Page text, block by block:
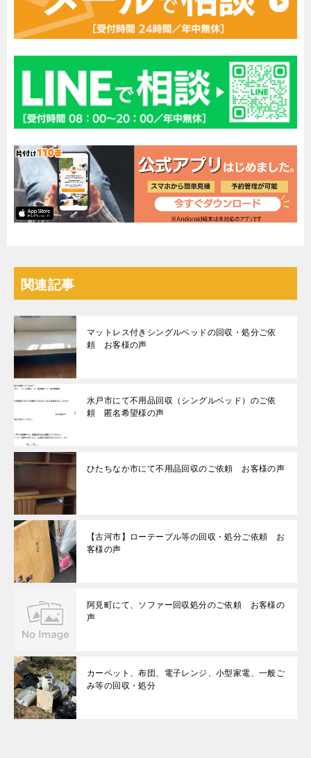
関連記事
マットレス付きシングルベッドの回収・処分ご依
頼 お客様の声
水戸市にて不用品回収（シングルベッド）のご依
頼 匿名希望様の声
ひたちなか市にて不用品回収のご依頼 お客様の声
【古河市】ローテーブル等の回収・処分ご依頼 お
客様の声
阿見町にて、ソファー回収処分のご依頼 お客様の
声
カーペット、布団、電子レンジ、小型家電、一般ご
み等の回収・処分